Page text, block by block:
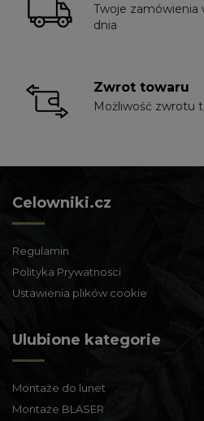
Twoje zamówienia
dnia
Zwrot towaru
Możliwość zwrotu
Celowniki.cz
Regulamin
Polityka Prywatnosci
Ustawienia plików cookie
Ulubione kategorie
Montaże do lunet
Montaże BLASER